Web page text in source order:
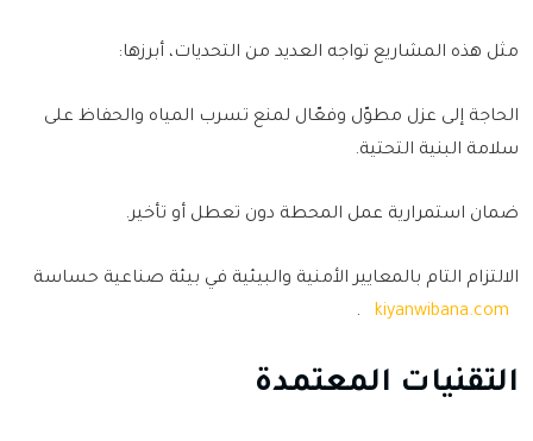
مثل هذه المشاريع تواجه العديد من التحديات، أبرزها:
الحاجة إلى عزل مطوّل وفعّال لمنع تسرب المياه والحفاظ على
سلامة البنية التحتية.
ضمان استمرارية عمل المحطة دون تعطل أو تأخير.
الالتزام التام بالمعايير الأمنية والبيئية في بيئة صناعية حساسة
kiyanwibana.com
.
التقنيات المعتمدة